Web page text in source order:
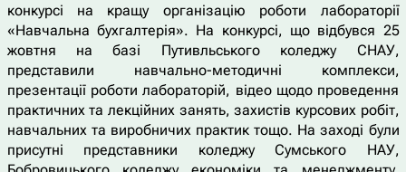
конкурсі на кращу організацію роботи лабораторії
«Навчальна бухгалтерія». На конкурсі, що відбувся 25
жовтня на базі Путивльського коледжу СНАУ,
представили навчально-методичні комплекси,
презентації роботи лабораторій, відео щодо проведення
практичних та лекційних занять, захистів курсових робіт,
навчальних та виробничих практик тощо. На заході були
присутні представники коледжу Сумського НАУ,